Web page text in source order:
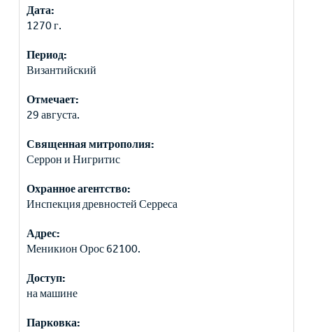
Дата:
1270 г.
Период:
Византийский
Отмечает:
29 августа.
Священная митрополия:
Серрон и Нигритис
Охранное агентство:
Инспекция древностей Серреса
Адрес:
Меникион Орос 62100.
Доступ:
на машине
Парковка: